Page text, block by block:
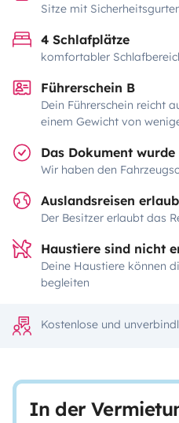
Sitze mit
4 Schlafplätze
komfortabler
Führerschein B
Dein Führerschein reicht
einem Gewicht von
Das Dokument
Wir haben den
Auslandsreisen
Der Besitzer erlaubt das
Haustiere sind nicht
Deine Haustiere können
begleiten
Kostenlose und
In der